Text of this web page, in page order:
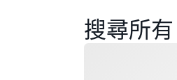
搜尋所